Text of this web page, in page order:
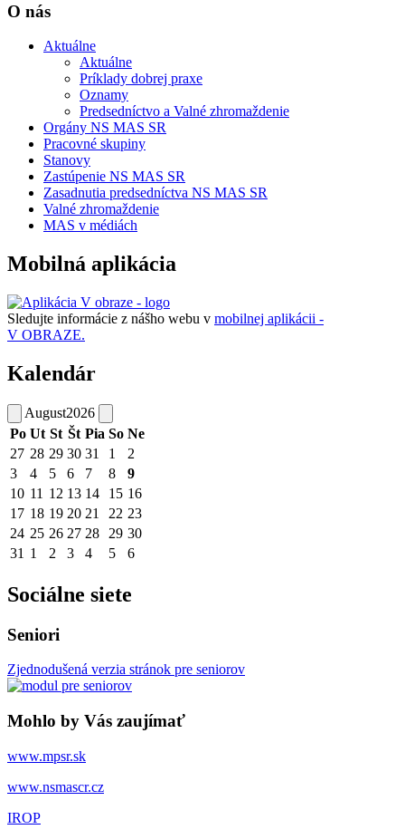
O nás
Aktuálne
Aktuálne
Príklady dobrej praxe
Oznamy
Predsedníctvo a Valné zhromaždenie
Orgány NS MAS SR
Pracovné skupiny
Stanovy
Zastúpenie NS MAS SR
Zasadnutia predsedníctva NS MAS SR
Valné zhromaždenie
MAS v médiách
Mobilná aplikácia
Sledujte informácie z nášho webu v mobilnej aplikácii -
V OBRAZE.
Kalendár
August2026
Po Ut St Št Pia So Ne
27 28 29 30 31 1
2
3
4 5 6 7 8
9
10 11 12 13 14 15 16
17 18 19 20 21 22 23
24 25 26 27 28 29 30
31 1 2 3 4 5 6
Sociálne siete
Seniori
Zjednodušená verzia stránok pre seniorov
Mohlo by Vás zaujímať
www.mpsr.sk
www.nsmascr.cz
IROP